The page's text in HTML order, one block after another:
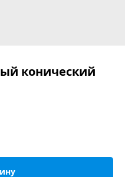
конический